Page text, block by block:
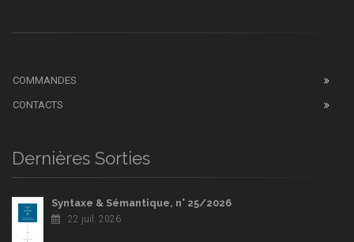
COMMANDES
CONTACTS
Dernières Sorties
Syntaxe & Sémantique, n° 25/2026
22 juil. 2026